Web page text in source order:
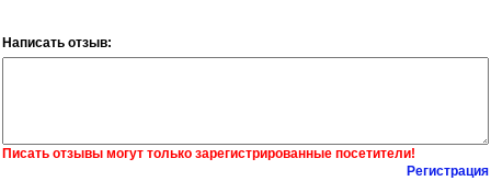
Написать отзыв:
Писать отзывы могут только зарегистрированные посетители!
Регистрация